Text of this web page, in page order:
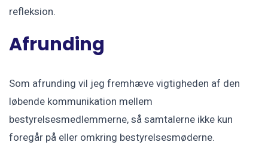
refleksion.
Afrunding
Som afrunding vil jeg fremhæve vigtigheden af den
løbende kommunikation mellem
bestyrelsesmedlemmerne, så samtalerne ikke kun
foregår på eller omkring bestyrelsesmøderne.